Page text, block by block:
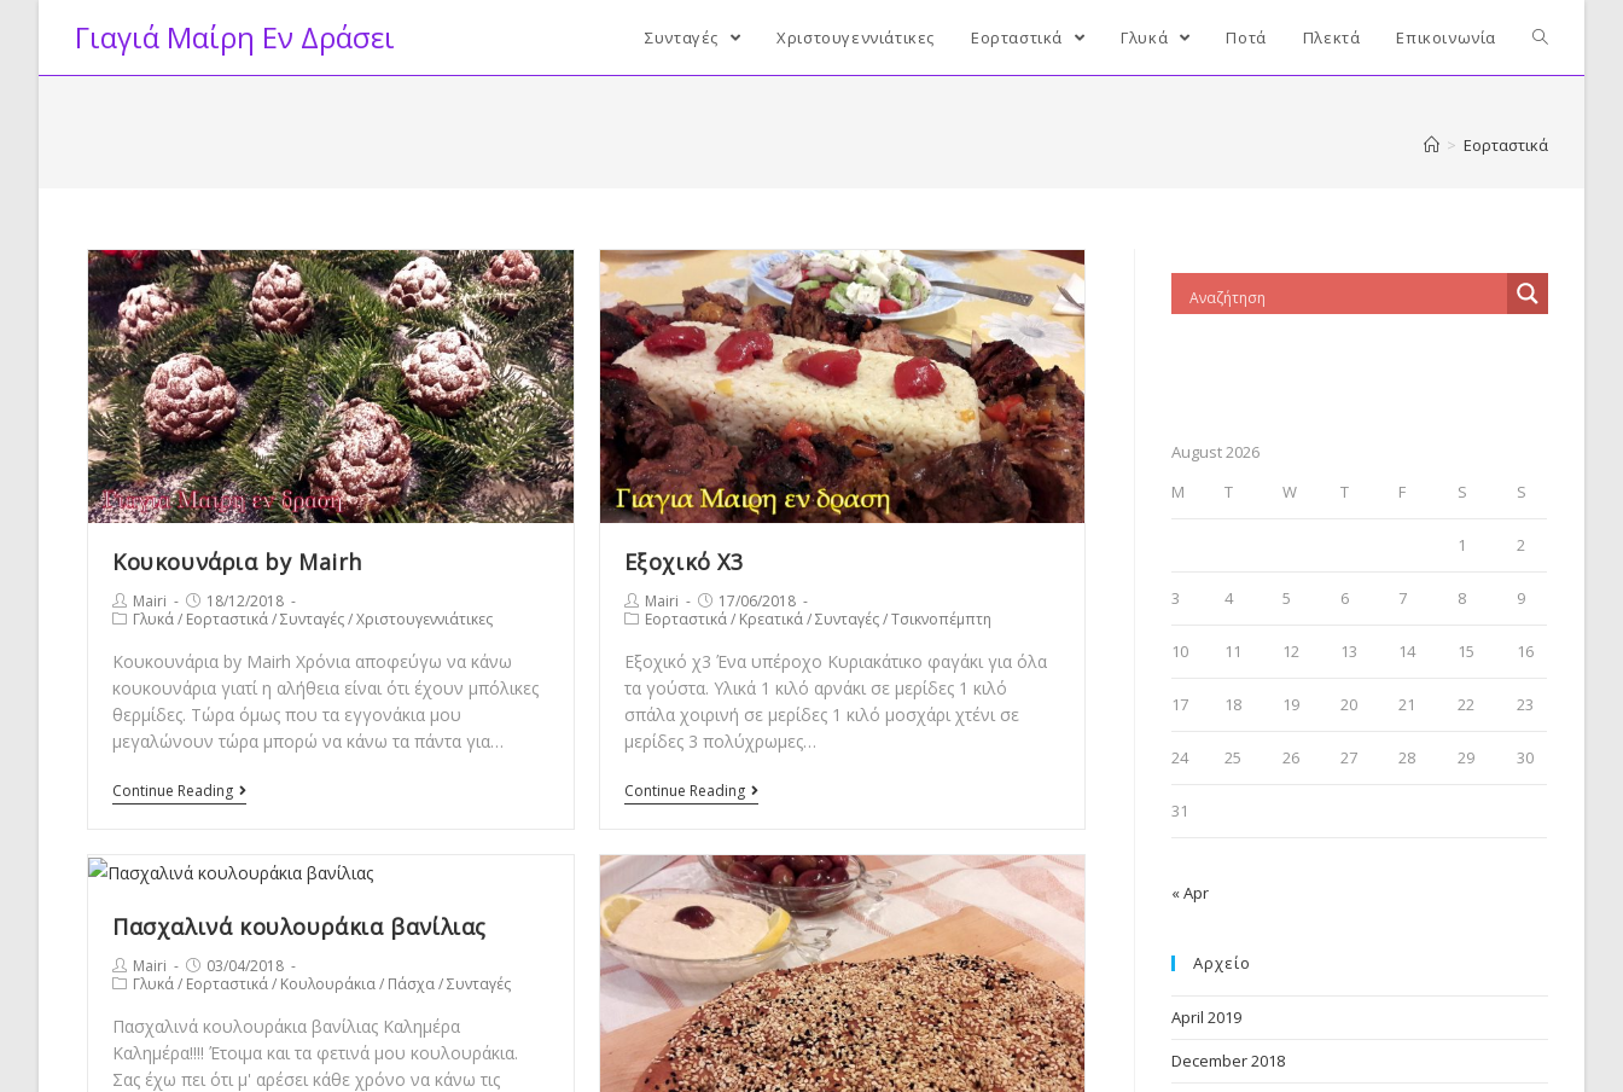
content
Γιαγιά Μαίρη Εν Δράσει Συνταγές Χριστουγεννιάτικες Εορταστικά Γλυκά Ποτά Πλεκτά Επικοινωνία
> Εορταστικά
Κουκουνάρια by Mairh
Post
author:
Mairi
Post
published:
18/12/2018
PostΓλυκά/ Εορταστικά/Συνταγές/Χριστουγεννιάτικες
Κουκουνάρια by Mairh Χρόνια αποφεύγω να κάνω
κουκουνάρια γιατί η αλήθεια είναι ότι έχουν μπόλικες
θερμίδες. Τώρα όμως που τα εγγονάκια μου
μεγαλώνουν τώρα μπορώ να κάνω τα πάντα για…
Continue Reading Κουκουνάρια
Εξοχικό Χ3
Post
author:
Mairi
Post
published:
17/06/2018
PostΕορταστικά/ Κρεατικά/Συνταγές/Τσικνοπέμπτη
Εξοχικό χ3 Ένα υπέροχο Κυριακάτικο φαγάκι για όλα
τα γούστα. Υλικά 1 κιλό αρνάκι σε μερίδες 1 κιλό
σπάλα χοιρινή σε μερίδες 1 κιλό μοσχάρι χτένι σε
μερίδες 3 πολύχρωμες…
Continue Reading Εξοχικό
Πασχαλινά κουλουράκια βανίλιας
Post
author:
Mairi
Post
published:
03/04/2018
PostΓλυκά/ Εορταστικά/ Κουλουράκια/ Πάσχα/Συνταγές
Πασχαλινά κουλουράκια βανίλιας Καλημέρα
Καλημέρα!!!! Έτοιμα και τα φετινά μου κουλουράκια.
Σας έχω πει ότι μ' αρέσει κάθε χρόνο να κάνω τις
August 2026
M
T W T F S S
1 2
3 4 5 6 7 8 9
10 11 12 13 14 15 16
17 18 19 20 21 22 23
24 25 26 27 28 29 30
31
« Apr
Αρχείο
April 2019
December 2018